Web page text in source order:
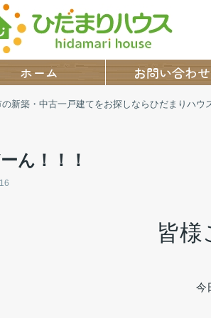
ホーム お問い合わせ
の新築・中古一戸建てをお探しならひだまりハウ
ん！！！
皆様
今